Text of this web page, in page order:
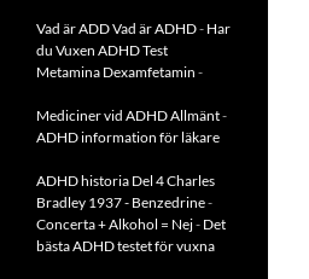
Vad är ADDVad är ADHD- Har
du Vuxen ADHD Test
Metamina Dexamfetamin -
Mediciner vid ADHD Allmänt-
ADHD information för läkare
ADHD historia Del 4 Charles
Bradley 1937 - Benzedrine-
Concerta + Alkohol = Nej- Det
bästa ADHD testet för vuxna